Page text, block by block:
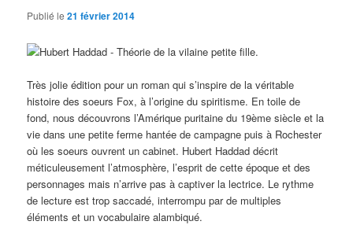
Publié le21 février 2014
Très jolie édition pour un roman qui s’inspire de la véritable
histoire des soeurs Fox, à l’origine du spiritisme. En toile de
fond, nous découvrons l’Amérique puritaine du 19ème siècle et la
vie dans une petite ferme hantée de campagne puis à Rochester
où les soeurs ouvrent un cabinet. Hubert Haddad décrit
méticuleusement l’atmosphère, l’esprit de cette époque et des
personnages mais n’arrive pas à captiver la lectrice. Le rythme
de lecture est trop saccadé, interrompu par de multiples
éléments et un vocabulaire alambiqué.